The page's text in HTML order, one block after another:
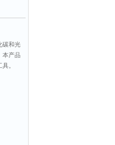
碳和光
本产品
。